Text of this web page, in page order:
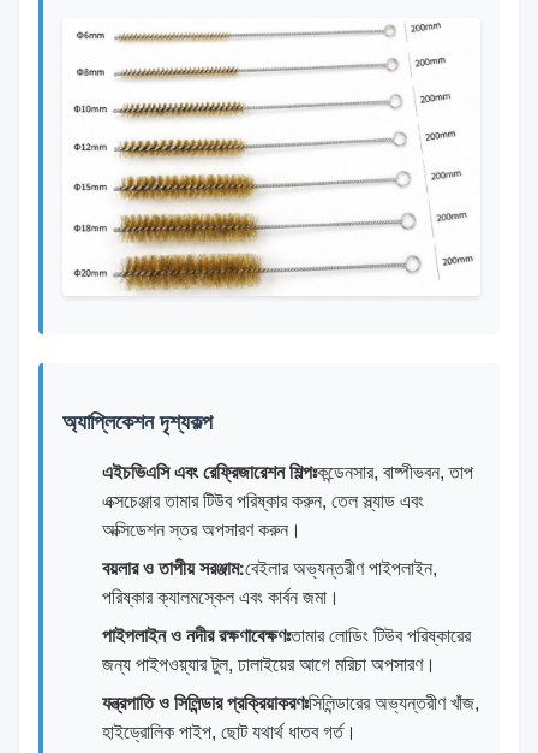
অ্যাপ্লিকেশন দৃশ্যকল্প
এইচভিএসি এবং রেফ্রিজারেশন শিল্পঃকন্ডেনসার, বাষ্পীভবন, তাপ
এক্সচেঞ্জার তামার টিউব পরিষ্কার করুন, তেল স্ল্যাড এবং
অক্সিডেশন স্তর অপসারণ করুন।
বয়লার ও তাপীয় সরঞ্জাম:বেইলার অভ্যন্তরীণ পাইপলাইন,
পরিষ্কার ক্যালমস্কেল এবং কার্বন জমা।
পাইপলাইন ও নদীর রক্ষণাবেক্ষণঃতামার লোডিং টিউব পরিষ্কারের
জন্য পাইপওয়্যার টুল, ঢালাইয়ের আগে মরিচা অপসারণ।
যন্ত্রপাতি ও সিলিন্ডার প্রক্রিয়াকরণঃসিলিন্ডারের অভ্যন্তরীণ খাঁজ,
হাইড্রোলিক পাইপ, ছোট যথার্থ ধাতব গর্ত।